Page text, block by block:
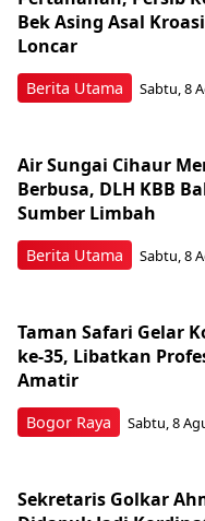
Berita Utama
Bek Asing Asal
Loncar
Sabtu, 8
Berita Utama
Air Sungai Cihaur
Berbusa, DLH KBB
Sumber Limbah
Sabtu, 8
Bogor Raya
Taman Safari Gelar
ke-35, Libatkan
Amatir
Sabtu, 8
Sekretaris Golkar